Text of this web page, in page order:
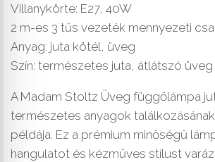
Villanykörte: E27, 40W
2 m-es 3 tűs vezeték mennyezeti
Anyag: juta kötél, üveg
Szín: természetes juta, átlátszó üveg
A Madam Stoltz Üveg függőlámpa
természetes anyagok
példája. Ez a prémium minőségű
hangulatot és kézműves stílust